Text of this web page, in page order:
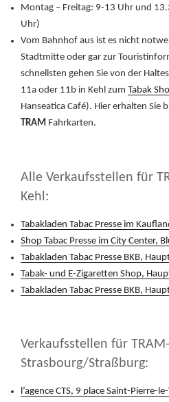
Montag – Freitag: 9-13 Uhr und
Uhr)
Vom Bahnhof aus ist es nicht
Stadtmitte oder gar zur
schnellsten gehen Sie von der
11a oder 11b in Kehl zum Tabak
Hanseatica Café). Hier erhalten Sie
TRAM Fahrkarten.
Alle Verkaufsstellen für
Kehl:
Tabakladen Tabac Presse im
Shop Tabac Presse im City Center,
Tabakladen Tabac Presse BKB,
Tabak- und E-Zigaretten Shop,
Tabakladen Tabac Presse BKB,
Verkaufsstellen für
Strasbourg/Straßburg:
l’agence CTS, 9 place Saint-Pierre-